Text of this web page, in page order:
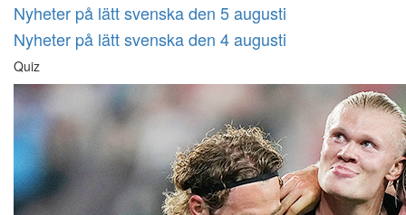
Nyheter på lätt svenska den 5 augusti
Nyheter på lätt svenska den 4 augusti
Quiz